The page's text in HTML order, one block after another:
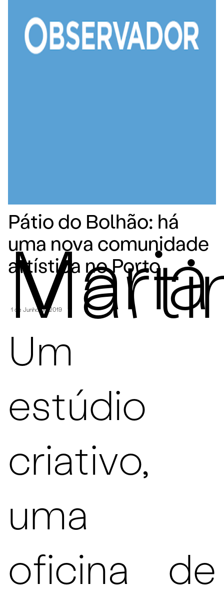
Pátio do Bolhão: há
uma nova comunidade
artística no Porto
Maria
1 de Junho de 2019
Um
estúdio
criativo,
uma
oficina de